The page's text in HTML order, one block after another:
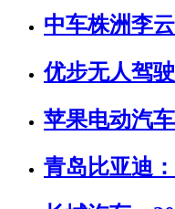
中车株洲李
优步无人驾
苹果电动汽
青岛比亚迪